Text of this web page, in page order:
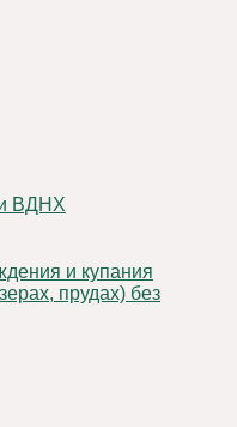
ВДНХ
прудах) без